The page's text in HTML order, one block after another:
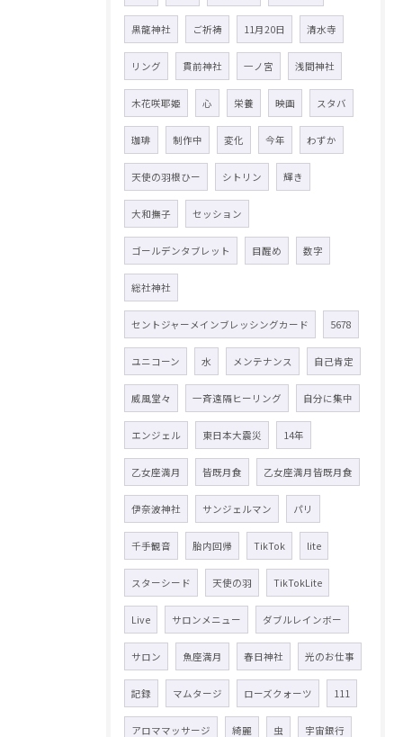
黒龍神社 ご祈祷 11月20日 清水寺
リング 貫前神社 一ノ宮 浅間神社
木花咲耶姫 心 栄養 映画 スタバ
珈琲 制作中 変化 今年 わずか
天使の羽根ひー シトリン 輝き
大和撫子 セッション
ゴールデンタブレット 目醒め 数字
総社神社
セントジャーメインブレッシングカード 5678
ユニコーン 水 メンテナンス 自己肯定
威風堂々 一斉遠隔ヒーリング 自分に集中
エンジェル 東日本大震災 14年
乙女座満月 皆既月食 乙女座満月皆既月食
伊奈波神社 サンジェルマン パリ
千手観音 胎内回帰 TikTok lite
スターシード 天使の羽 TikTokLite
Live サロンメニュー ダブルレインボー
サロン 魚座満月 春日神社 光のお仕事
記録 マムタージ ローズクォーツ 111
アロママッサージ 綺麗 虫 宇宙銀行